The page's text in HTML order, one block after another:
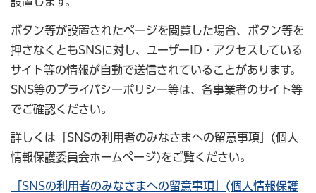
ボタン等が設置されたページを閲覧した場合、ボタン等を
押さなくともSNSに対し、ユーザーID・アクセスしている
サイト等の情報が自動で送信されていることがあります。
SNS等のプライバシーポリシー等は、各事業者のサイト等
でご確認ください。
詳しくは「SNSの利用者のみなさまへの留意事項」(個人
情報保護委員会ホームページ)をご覧ください。
「SNSの利用者のみなさまへの留意事項」(個人情報保護